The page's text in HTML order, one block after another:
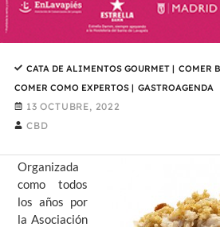
CATA DE ALIMENTOS GOURMET| COMER
COMER COMO EXPERTOS| GASTROAGENDA
13 OCTUBRE, 2022
CBD
Organizada
como todos
los años por
la Asociación